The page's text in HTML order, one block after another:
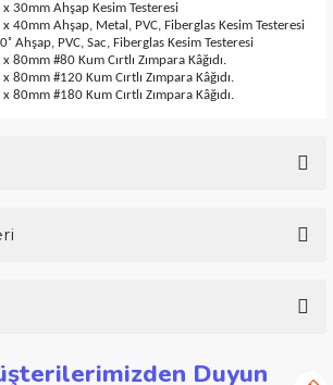
30mm Ahşap Kesim Testeresi
40mm Ahşap, Metal, PVC, Fiberglas Kesim Testeresi
Ahşap, PVC, Sac, Fiberglas Kesim Testeresi
#80 Kum Cırtlı Zımpara Kâğıdı.
#120 Kum Cırtlı Zımpara Kâğıdı.
#180 Kum Cırtlı Zımpara Kâğıdı.
noktaları öneri formunu
Duyun